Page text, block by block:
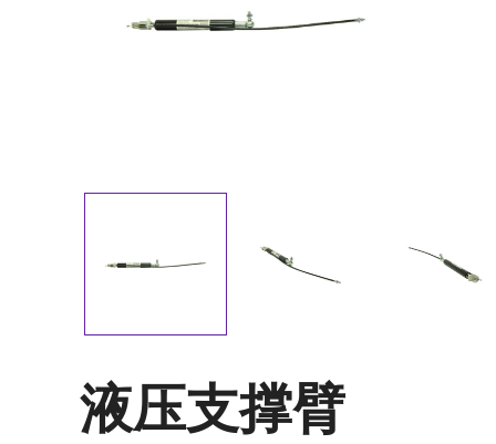
液压支撑臂